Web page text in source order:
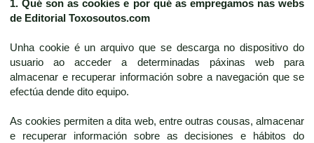
1. Qué son as cookies e por qué as empregamos nas webs
de Editorial Toxosoutos.com
Unha cookie é un arquivo que se descarga no dispositivo do
usuario ao acceder a determinadas páxinas web para
almacenar e recuperar información sobre a navegación que se
efectúa dende dito equipo.
As cookies permiten a dita web, entre outras cousas, almacenar
e recuperar información sobre as decisiones e hábitos do